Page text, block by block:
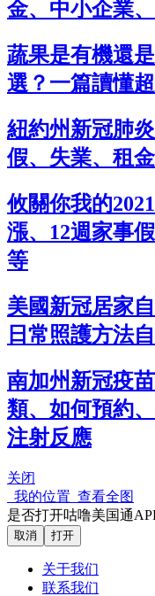
金、中小企業
蔬果是有機還
選？一篇讀懂
紐約州新冠肺
假、失業、租
攸關你我的
漲、12週家事
等
美國新冠居家
日常照護方法
南加州新冠疫
類、如何預約
注射反應
关闭
我的位置 查看全图
是否打开咕噜美国通
取消 打开
关于我们
联系我们